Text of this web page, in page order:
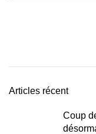
Articles récent
Coup